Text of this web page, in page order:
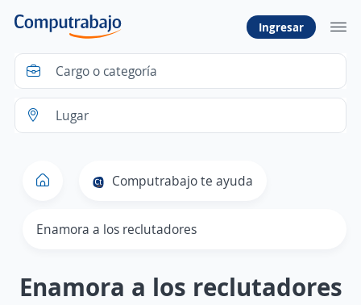
Ingresar
Computrabajo te ayuda
Enamora a los reclutadores
Enamora a los reclutadores